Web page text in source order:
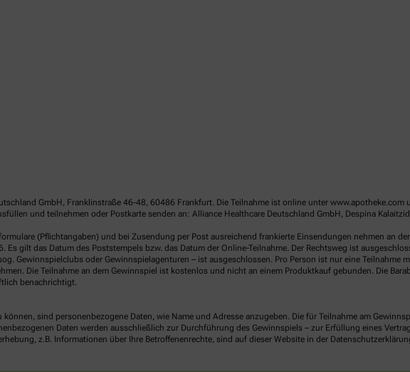
GmbH, Franklinstraße 46-48, 60486 Frankfurt. Die Teilnahme ist online unter
und teilnehmen oder Postkarte senden an: Alliance Healthcare Deutschland GmbH, Despina
(Pflichtangaben) und bei Zusendung per Post ausreichend frankierte Einsendungen nehmen an
Es gilt das Datum des Poststempels bzw. das Datum der Online-Teilnahme. Der Rechtsweg ist
Gewinnspielclubs oder Gewinnspielagenturen – ist ausgeschlossen. Pro Person ist nur eine Teilnahme
Die Teilnahme an dem Gewinnspiel ist kostenlos und nicht an einem Produktkauf gebunden. Die
benachrichtigt.
können, sind personenbezogene Daten, wie Name und Adresse anzugeben. Die für Teilnahme am
Daten werden ausschließlich zur Durchführung des Gewinnspiels – zur Erfüllung eines
z.B. Informationen über Ihre Betroffenenrechte, sind auf dieser Website in der